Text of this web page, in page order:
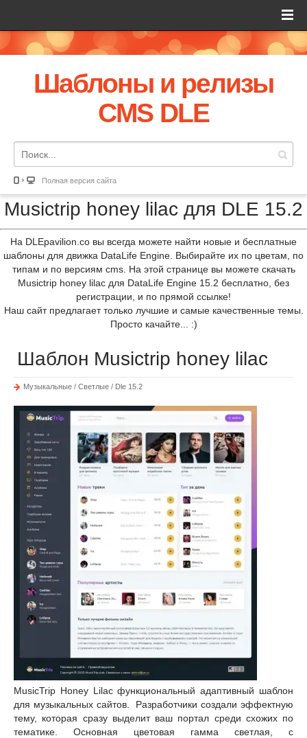
Шаблоны и релизы
CMS DLE
Полная версия сайта
Musictrip honey lilac для DLE 15.2
На DLEpavilion.co вы всегда можете найти новые и бесплатные
шаблоны для движка DataLife Engine. Выбирайте их по цветам, по
типам и по версиям cms. На этой странице вы можете скачать
Musictrip honey lilac для DataLife Engine 15.2 бесплатно, без
регистрации, и по прямой ссылке!
Наш сайт предлагает только лучшие и самые качественные темы.
Просто качайте... :)
Шаблон Musictrip honey lilac
Музыкальные / Светлые / Dle 15.2
MusicTrip Honey Lilac функциональный адаптивный шаблон
для музыкальных сайтов. Разработчики создали эффектную
тему, которая сразу выделит ваш портал среди схожих по
тематике. Основная цветовая гамма светлая, с